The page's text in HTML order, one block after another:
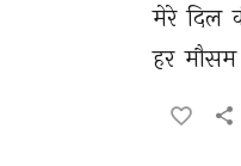
मेरे दिल
हर मौसम